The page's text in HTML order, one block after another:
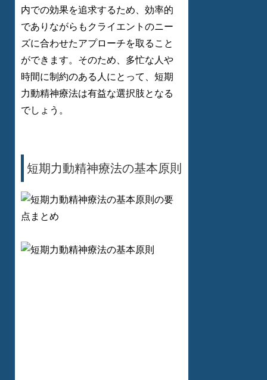
内での効果を追求するため、効率的
でありながらもクライエントのニー
ズに合わせたアプローチを取ること
ができます。そのため、多忙な人や
時間に制約のある人にとって、短期
力動精神療法は有益な選択肢となる
でしょう。
短期力動精神療法の基本原則